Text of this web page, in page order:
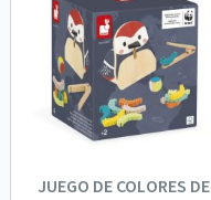
JUEGO DE COLORES DE